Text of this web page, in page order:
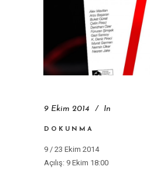
9 Ekim 2014 In
DOKUNMA
9 / 23 Ekim 2014
Açılış: 9 Ekim 18:00